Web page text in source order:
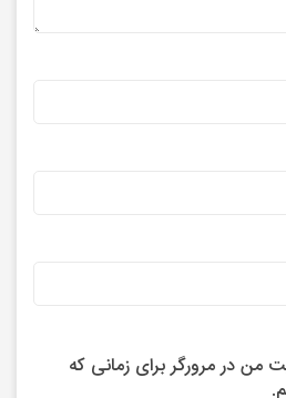
من در مرورگر برای زمانی که